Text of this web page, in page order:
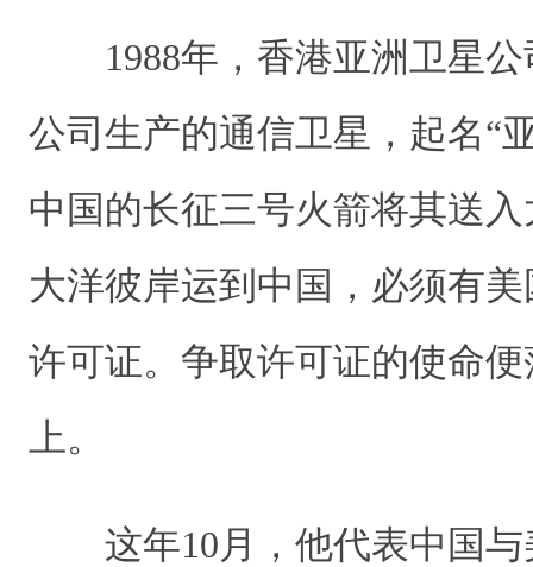
1988年，香港亚洲卫星公
公司生产的通信卫星，起名“
中国的长征三号火箭将其送
大洋彼岸运到中国，必须有
许可证。争取许可证的使命
上。
这年10月，他代表中国与